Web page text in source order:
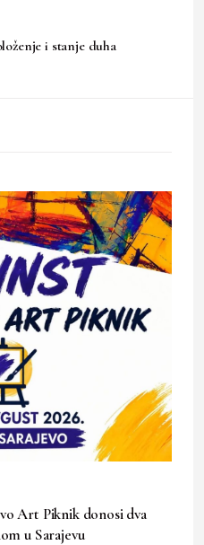
i stanje duha
Art Piknik donosi dva
u Sarajevu